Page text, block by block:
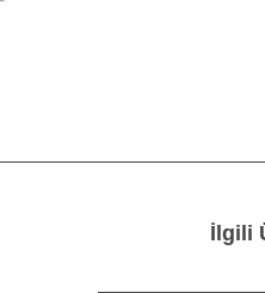
İlgili